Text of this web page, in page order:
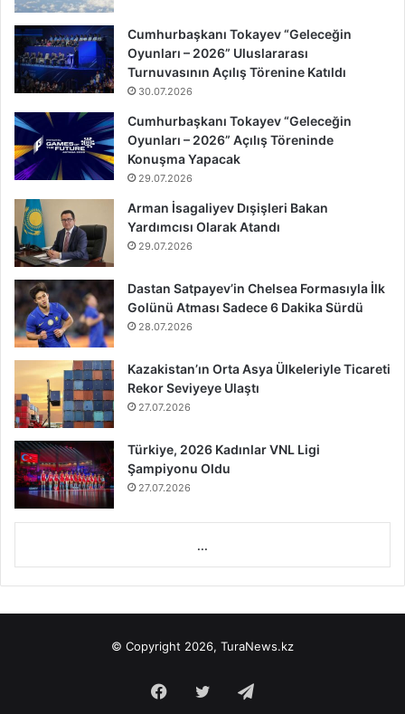
Cumhurbaşkanı Tokayev “Geleceğin
Oyunları – 2026” Uluslararası
Turnuvasının Açılış Törenine Katıldı
30.07.2026
Cumhurbaşkanı Tokayev “Geleceğin
Oyunları – 2026” Açılış Töreninde
Konuşma Yapacak
29.07.2026
Arman İsagaliyev Dışişleri Bakan
Yardımcısı Olarak Atandı
29.07.2026
Dastan Satpayev’in Chelsea Formasıyla İlk
Golünü Atması Sadece 6 Dakika Sürdü
28.07.2026
Kazakistan’ın Orta Asya Ülkeleriyle Ticareti
Rekor Seviyeye Ulaştı
27.07.2026
Türkiye, 2026 Kadınlar VNL Ligi
Şampiyonu Oldu
27.07.2026
...
© Copyright 2026, TuraNews.kz
Facebook
Twitter